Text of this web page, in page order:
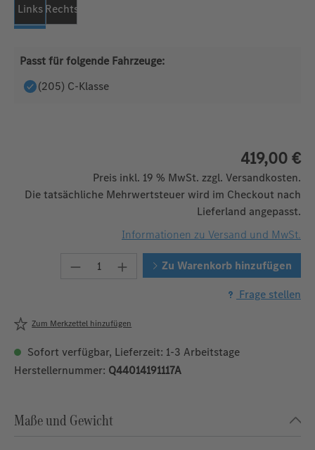
Links Rechts
Passt für folgende Fahrzeuge:
(205) C-Klasse
419,00 €
Preis inkl. 19 % MwSt. zzgl. Versandkosten.
Die tatsächliche Mehrwertsteuer wird im Checkout nach
Lieferland angepasst.
Informationen zu Versand und MwSt.
Produkt Anzahl: Gib den
Zu Warenkorb hinzufügen
Frage stellen
Zum Merkzettel hinzufügen
Sofort verfügbar, Lieferzeit: 1-3 Arbeitstage
Herstellernummer: Q44014191117A
Maße und Gewicht